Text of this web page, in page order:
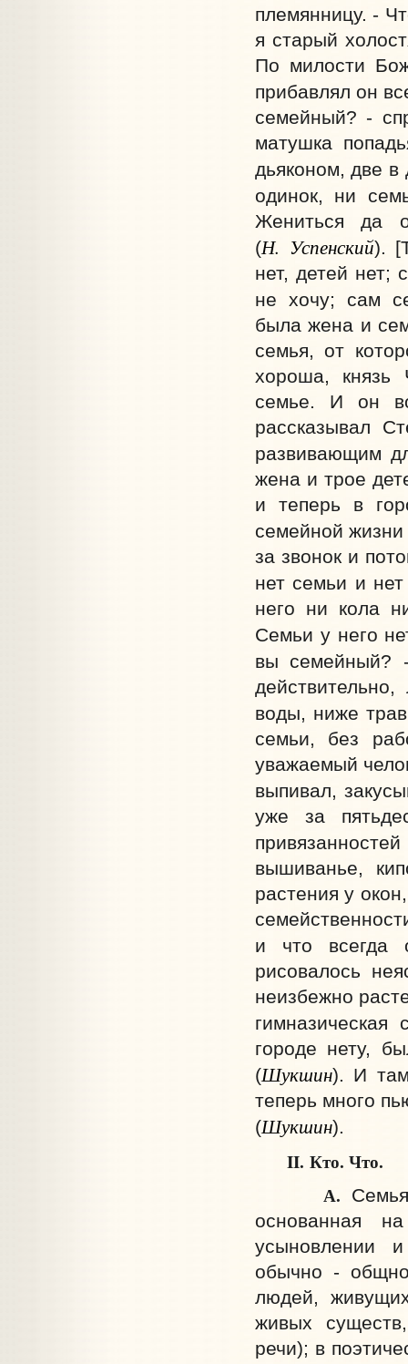
племянницу. -
я старый
По милости
прибавлял он
семейный? -
матушка
дьяконом, две в
одинок, ни
Жениться да
(Н. Успенский).
нет, детей нет;
не хочу; сам
была жена и
семья, от
хороша, князь
семье. И он
рассказывал
развивающим
жена и трое
и теперь в
семейной
за звонок и
нет семьи и
него ни кола
Семьи у него
вы семейный?
воды, ниже
семьи, без
уважаемый
выпивал,
уже за
вышиванье,
растения у
и что всегда
рисовалось
неизбежно
гимназическая
городе нету,
(Шукшин). И
теперь много
(Шукшин).
II. Кто. Что.
А.
основанная
усыновлении
обычно -
людей,
живых
речи); в